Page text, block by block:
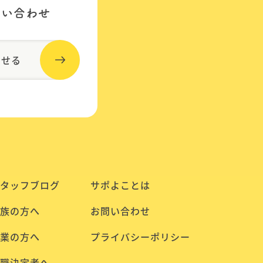
合わせ
る
ッフブログ
の方へ
の方へ
サポよことは
お問い合わせ
プライバシーポリシー